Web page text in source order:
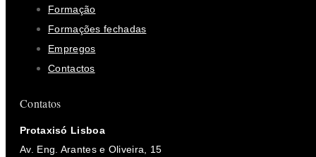
Formação
Formações fechadas
Empregos
Contactos
Contatos
Protaxisó Lisboa
Av. Eng. Arantes e Oliveira, 15